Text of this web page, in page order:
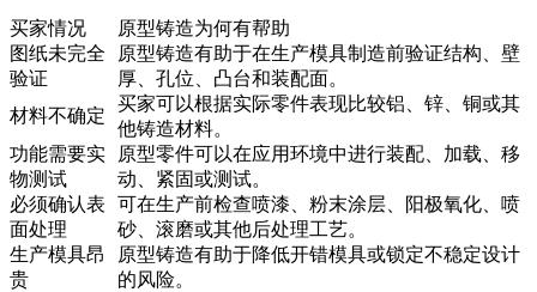
买家情况
原型铸造为何有帮助
图纸未完全
验证
原型铸造有助于在生产模具制造前验证结构、壁
厚、孔位、凸台和装配面。
材料不确定
买家可以根据实际零件表现比较铝、锌、铜或其
他铸造材料。
功能需要实
物测试
原型零件可以在应用环境中进行装配、加载、移
动、紧固或测试。
必须确认表
面处理
可在生产前检查喷漆、粉末涂层、阳极氧化、喷
砂、滚磨或其他后处理工艺。
生产模具昂
贵
原型铸造有助于降低开错模具或锁定不稳定设计
的风险。